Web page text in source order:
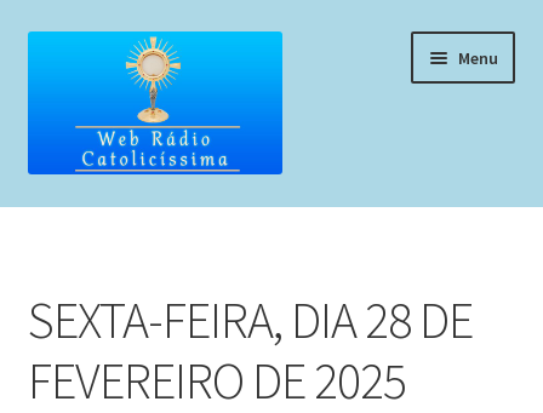
conteúdo
Menu
Home
Liturgia Diária
Horários de missas
SEXTA-FEIRA, DIA 28 DE
FEVEREIRO DE 2025